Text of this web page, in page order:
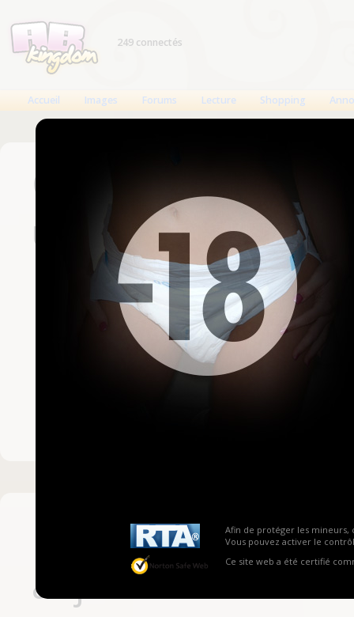
Afin de protéger les mineurs,
Vous pouvez activer le
Ce site web a été certifié
249 connectés
Accueil Images Forums Lecture Shopping
Connexion
Un compte est
Nom d'utilisateur
Mot de passe
Pas encore
aujourd'hui